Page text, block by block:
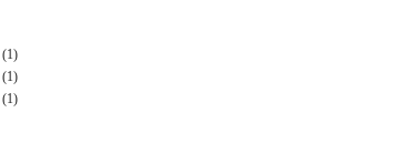
(1)
(1)
(1)